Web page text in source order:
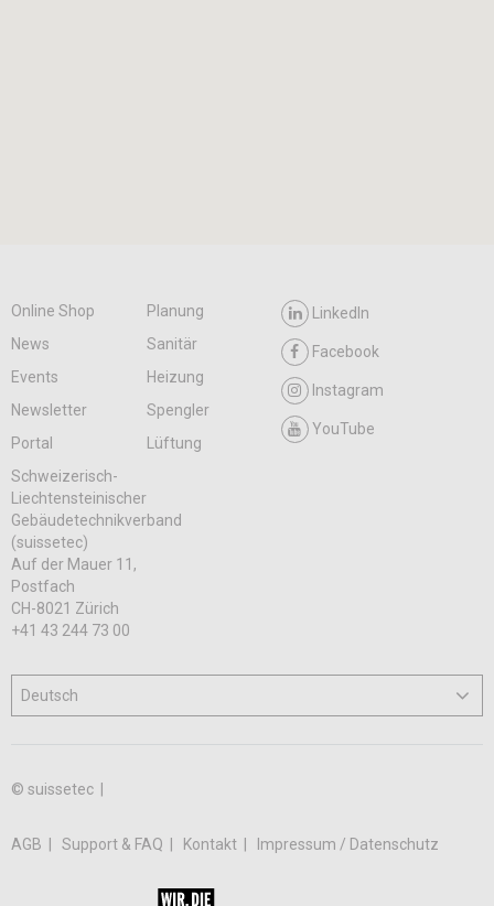
Online Shop
Planung
News
Sanitär
Events
Heizung
Newsletter
Spengler
Portal
Lüftung
LinkedIn
Facebook
Instagram
YouTube
Schweizerisch-
Liechtensteinischer
Gebäudetechnikverband
(suissetec)
Auf der Mauer 11,
Postfach
CH-8021 Zürich
+41 43 244 73 00
© suissetec |
AGB Support & FAQ Kontakt Impressum / Datenschutz